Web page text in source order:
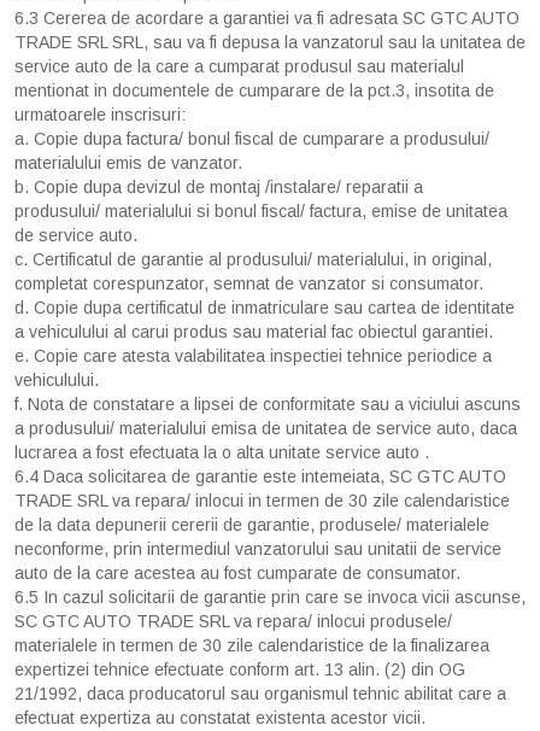
6.3 Cererea de acordare a garantiei va fi adresata SC GTC AUTO
TRADE SRL SRL, sau va fi depusa la vanzatorul sau la unitatea de
service auto de la care a cumparat produsul sau materialul
mentionat in documentele de cumparare de la pct.3, insotita de
urmatoarele inscrisuri:
a. Copie dupa factura/ bonul fiscal de cumparare a produsului/
materialului emis de vanzator.
b. Copie dupa devizul de montaj /instalare/ reparatii a
produsului/ materialului si bonul fiscal/ factura, emise de unitatea
de service auto.
c. Certificatul de garantie al produsului/ materialului, in original,
completat corespunzator, semnat de vanzator si consumator.
d. Copie dupa certificatul de inmatriculare sau cartea de identitate
a vehiculului al carui produs sau material fac obiectul garantiei.
e. Copie care atesta valabilitatea inspectiei tehnice periodice a
vehiculului.
f. Nota de constatare a lipsei de conformitate sau a viciului ascuns
a produsului/ materialului emisa de unitatea de service auto, daca
lucrarea a fost efectuata la o alta unitate service auto .
6.4 Daca solicitarea de garantie este intemeiata, SC GTC AUTO
TRADE SRL va repara/ inlocui in termen de 30 zile calendaristice
de la data depunerii cererii de garantie, produsele/ materialele
neconforme, prin intermediul vanzatorului sau unitatii de service
auto de la care acestea au fost cumparate de consumator.
6.5 In cazul solicitarii de garantie prin care se invoca vicii ascunse,
SC GTC AUTO TRADE SRL va repara/ inlocui produsele/
materialele in termen de 30 zile calendaristice de la finalizarea
expertizei tehnice efectuate conform art. 13 alin. (2) din OG
21/1992, daca producatorul sau organismul tehnic abilitat care a
efectuat expertiza au constatat existenta acestor vicii.